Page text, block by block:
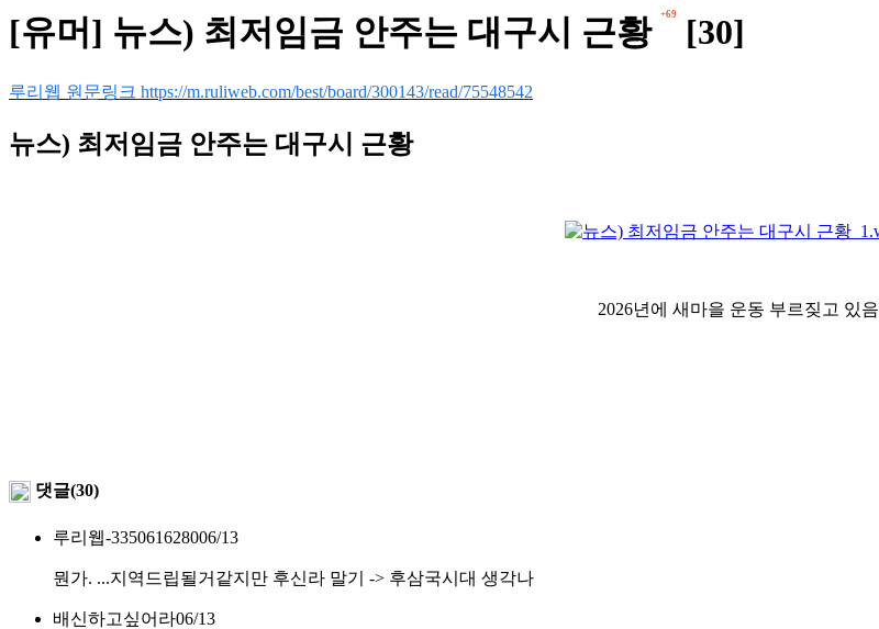
[유머] 뉴스) 최저임금 안주는 대구시 근황 +69 [30]
루리웹 원문링크 https://m.ruliweb.com/best/board/300143/read/75548542
뉴스) 최저임금 안주는 대구시 근황
2026년에 새마을 운동 부르짖고 있음
댓글(30)
루리웹-335061628006/13
뭔가. ...지역드립될거같지만 후신라 말기 -> 후삼국시대 생각나
배신하고싶어라06/13